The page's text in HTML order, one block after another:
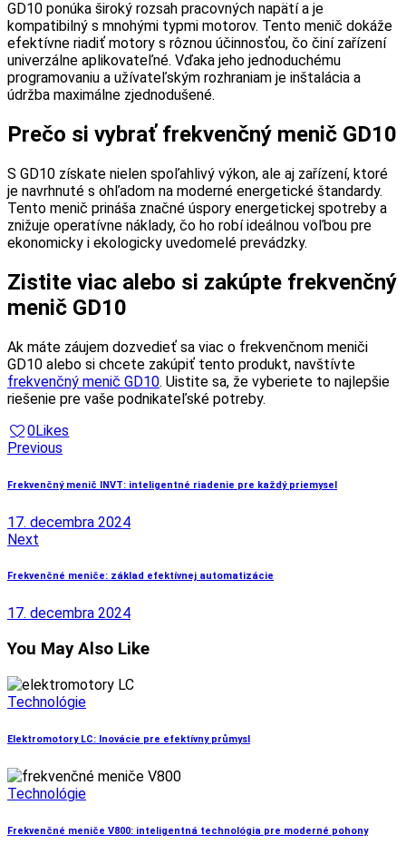
GD10 ponúka široký rozsah pracovných napätí a je
kompatibilný s mnohými typmi motorov. Tento menič dokáže
efektívne riadiť motory s rôznou účinnosťou, čo činí zařízení
univerzálne aplikovateľné. Vďaka jeho jednoduchému
programovaniu a užívateľským rozhraniam je inštalácia a
údržba maximálne zjednodušené.
Prečo si vybrať frekvenčný menič GD10
S GD10 získate nielen spoľahlivý výkon, ale aj zařízení, ktoré
je navrhnuté s ohľadom na moderné energetické štandardy.
Tento menič prináša značné úspory energetickej spotreby a
znižuje operatívne náklady, čo ho robí ideálnou voľbou pre
ekonomicky i ekologicky uvedomelé prevádzky.
Zistite viac alebo si zakúpte frekvenčný
menič GD10
Ak máte záujem dozvedieť sa viac o frekvenčnom meniči
GD10 alebo si chcete zakúpiť tento produkt, navštívte
frekvenčný menič GD10. Uistite sa, že vyberiete to najlepšie
riešenie pre vaše podnikateľské potreby.
0Likes
Navigácia
v
Previous
Frekvenčný menič INVT: inteligentné riadenie pre každý priemysel
17. decembra 2024
Next
Frekvenčné meniče: základ efektívnej automatizácie
17. decembra 2024
You May Also Like
Technológie
Elektromotory LC: Inovácie pre efektívny průmysl
Technológie
Frekvenčné meniče V800: inteligentná technológia pre moderné pohony